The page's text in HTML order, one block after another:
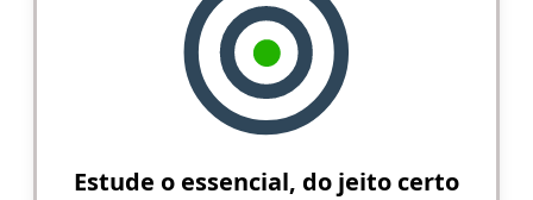
Estude o essencial, do jeito certo